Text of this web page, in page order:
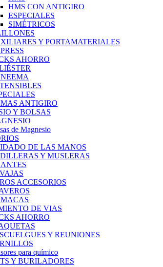
HMS CON ANTIGIRO
ESPECIALES
SIMÉTRICOS
Y PORTAMATERIALES
AHORRO
ANTIGIRO
Y BOLSAS
de Magnesio
DE LAS MANOS
Y MUSLERAS
ACCESORIOS
DE VIAS
AHORRO
Y REUNIONES
para químico
Y BURILADORES